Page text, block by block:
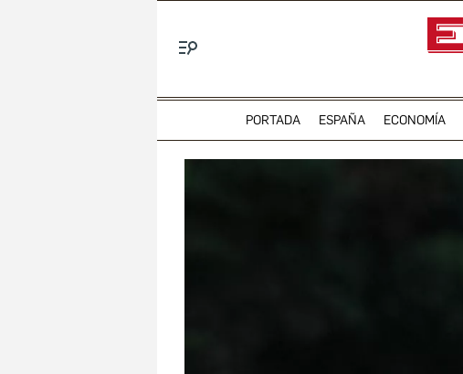
PORTADA ESPAÑA ECONOMÍA